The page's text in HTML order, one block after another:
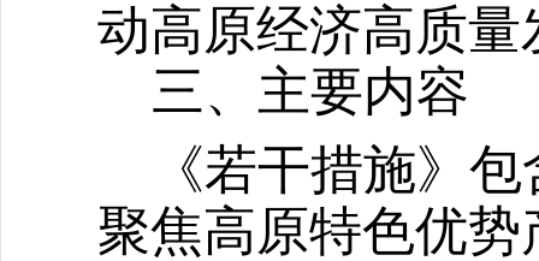
动高原经济高质量
三、主要内容
《若干措施》
聚焦高原特色优